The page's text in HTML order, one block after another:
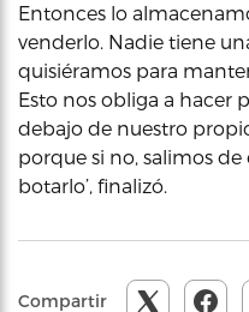
Entonces lo
venderlo. Nadie tiene
quisiéramos para
Esto nos obliga a hacer
debajo de nuestro
porque si no, salimos
botarlo’, finalizó.
Compartir